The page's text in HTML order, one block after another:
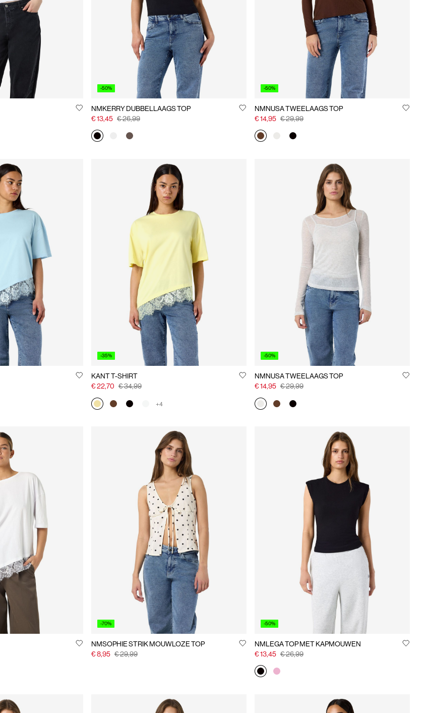
-50%
NMKERRY DUBBELLAAGS TOP
€ 13,45 € 26,99
-50%
NMNUSA TWEELAAGS TOP
€ 14,95 € 29,99
-35%
KANT T-SHIRT
€ 22,70 € 34,99
+4
-50%
NMNUSA TWEELAAGS TOP
€ 14,95 € 29,99
-70%
NMSOPHIE STRIK MOUWLOZE TOP
€ 8,95 € 29,99
-50%
NMLEGA TOP MET KAPMOUWEN
€ 13,45 € 26,99